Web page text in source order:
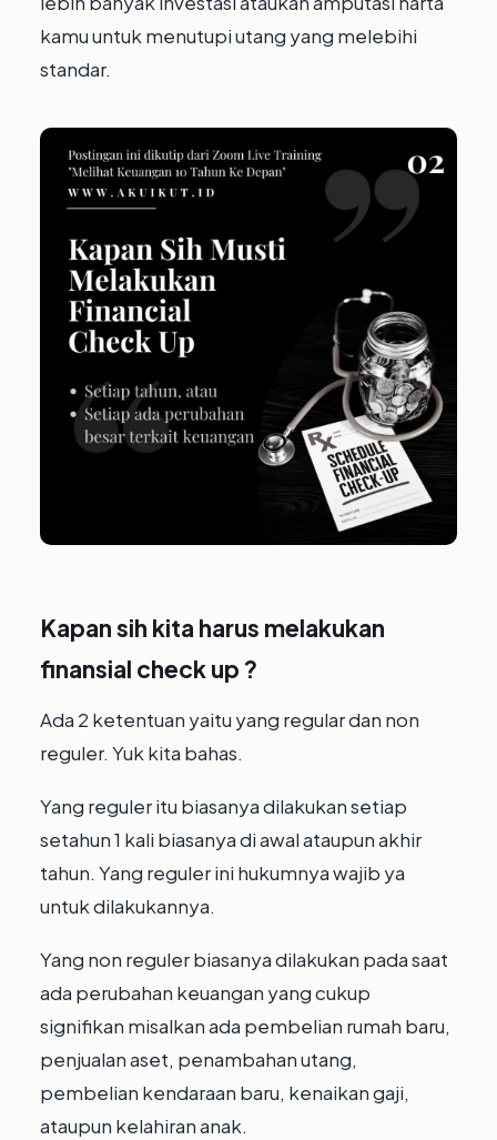
kamu untuk menutupi utang yang melebihi
standar.⁣
Kapan sih kita harus melakukan
finansial check up ?
Ada 2 ketentuan yaitu yang regular dan non
reguler. Yuk kita bahas.⁣
Yang reguler itu biasanya dilakukan setiap
setahun 1 kali biasanya di awal ataupun akhir
tahun. Yang reguler ini hukumnya wajib ya
untuk dilakukannya.⁣
Yang non reguler biasanya dilakukan pada saat
ada perubahan keuangan yang cukup
signifikan misalkan ada pembelian rumah baru,
penjualan aset, penambahan utang,
pembelian kendaraan baru, kenaikan gaji,
ataupun kelahiran anak.⁣